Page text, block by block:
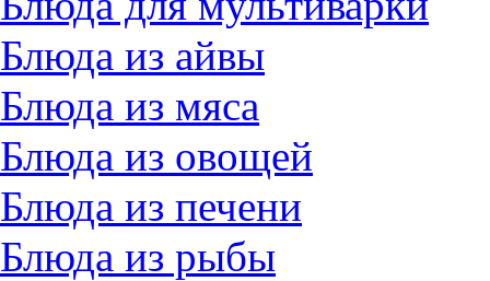
Блюда из айвы
Блюда из мяса
Блюда из овощей
Блюда из печени
Блюда из рыбы